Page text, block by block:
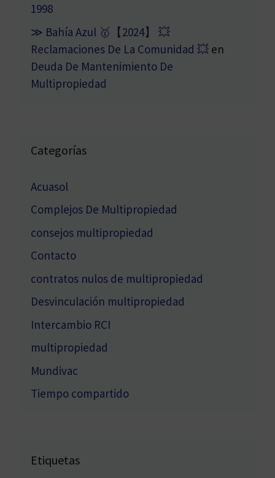
1998
≫ Bahía Azul 🥇【2024】 💥
Reclamaciones De La Comunidad 💥 en
Deuda De Mantenimiento De
Multipropiedad
Categorías
Acuasol
Complejos De Multipropiedad
consejos multipropiedad
Contacto
contratos nulos de multipropiedad
Desvinculación multipropiedad
Intercambio RCI
multipropiedad
Mundivac
Tiempo compartido
Etiquetas